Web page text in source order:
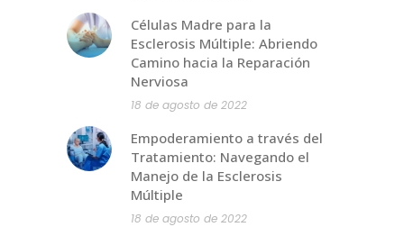
Células Madre para la
Esclerosis Múltiple: Abriendo
Camino hacia la Reparación
Nerviosa
18 de agosto de 2022
Empoderamiento a través del
Tratamiento: Navegando el
Manejo de la Esclerosis
Múltiple
18 de agosto de 2022